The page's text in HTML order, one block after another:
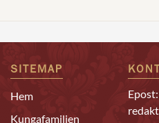
SITEMAP
Hem
Kungafamiljen
Epost: